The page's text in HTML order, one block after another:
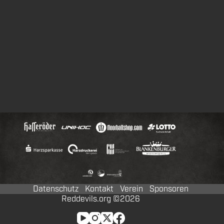
Datenschutz Kontakt Verein
Sponsoren
Reddevils.org ©2026